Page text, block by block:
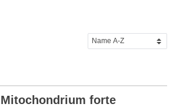
Mitochondrium forte